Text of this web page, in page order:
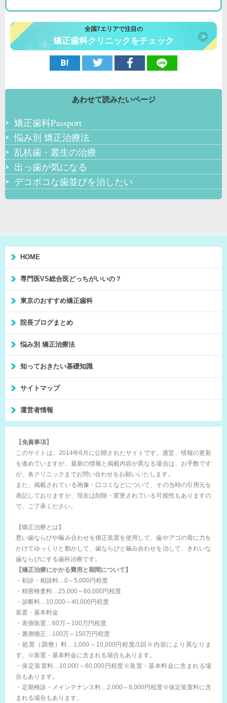
全国7エリアで注目の
矯正歯科クリニックをチェック
あわせて読みたいページ
矯正歯科Passport
悩み別 矯正治療法
乱杭歯・叢生の治療
出っ歯が気になる
デコボコな歯並びを治したい
HOME
専門医VS総合医どっちがいいの？
東京のおすすめ矯正歯科
院長ブログまとめ
悩み別 矯正治療法
知っておきたい基礎知識
サイトマップ
運営者情報
【免責事項】
このサイトは、2014年6月に公開されたサイトです。適宜、情報の更新
を進めていますが、最新の情報と掲載内容が異なる場合は、お手数です
が、各クリニックまでお問い合わせをお願いいたします。
また、掲載されている画像・口コミなどについて、その当時の引用元を
表記しておりますが、現在は削除・変更されている可能性もありますの
で、ご了承ください。
【矯正治療とは】
悪い歯ならびや噛み合わせを矯正装置を使用して、歯やアゴの骨に力を
かけてゆっくりと動かして、歯ならびと噛み合わせを治して、きれいな
歯ならびにする歯科治療です。
【矯正治療にかかる費用と期間について】
・初診・相談料…0～5,000円程度
・精密検査料…25,000～60,000円程度
・診断料…10,000～40,000円程度
装置・基本料金
・表側装置…60万～100万円程度
・裏側矯正…100万～150万円程度
・処置（調整）料…1,000～10,000円程度/1回※内容により異なりま
す。※装置・基本料金に含まれる場合もあります。
・保定装置料…10,000～60,000円程度※装置・基本料金に含まれる場
合もあります。
・定期検診・メインテナンス料…2,000～8,000円程度※保定装置料に含
まれる場合もあります。